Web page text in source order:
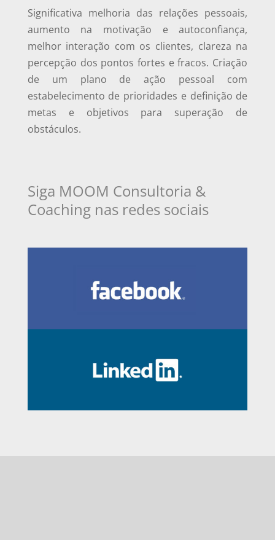
Significativa melhoria das relações pessoais,
aumento na motivação e autoconfiança,
melhor interação com os clientes, clareza na
percepção dos pontos fortes e fracos. Criação
de um plano de ação pessoal com
estabelecimento de prioridades e definição de
metas e objetivos para superação de
obstáculos.
Siga MOOM Consultoria &
Coaching nas redes sociais